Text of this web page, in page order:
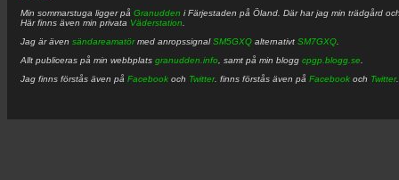
Min sommarstuga ligger på Granudden i Färjestaden på Öland. Där har jag min trädgård
Här finns även min privata Väderstation
Jag är även sändareamatörmed anropssignalSM5GXQ alternativt SM7GXQ
Allt publiceras på min webbplats granudden.info , samt på min blogg cpgp.blogg.se
Jag finns förstås även på Facebook och Twitter. finns förstås även på Facebook och Twitter.